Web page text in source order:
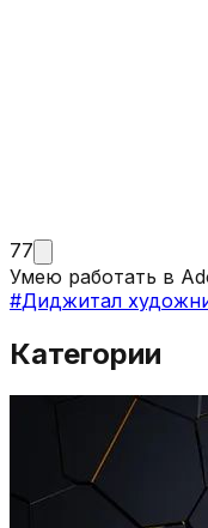
77
Умею работать в
#Диджитал
Категории